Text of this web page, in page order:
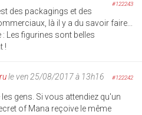
#122243
des packagings et des
là il y a du savoir faire...
: Les figurines sont belles
!
le ven 25/08/2017 à 13h16 #122242
gens. Si vous attendiez qu'un
of Mana reçoive le même